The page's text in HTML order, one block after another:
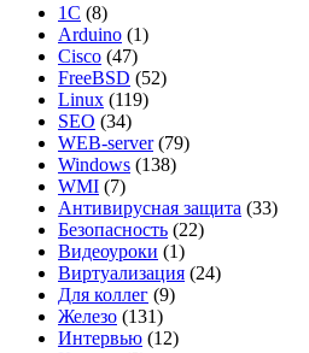
1С (8)
Arduino (1)
Cisco (47)
FreeBSD (52)
Linux (119)
SEO (34)
WEB-server(79)
Windows (138)
WMI (7)
Антивирусная защита (33)
Безопасность (22)
Видеоуроки (1)
Виртуализация (24)
Для коллег (9)
Железо (131)
Интервью (12)